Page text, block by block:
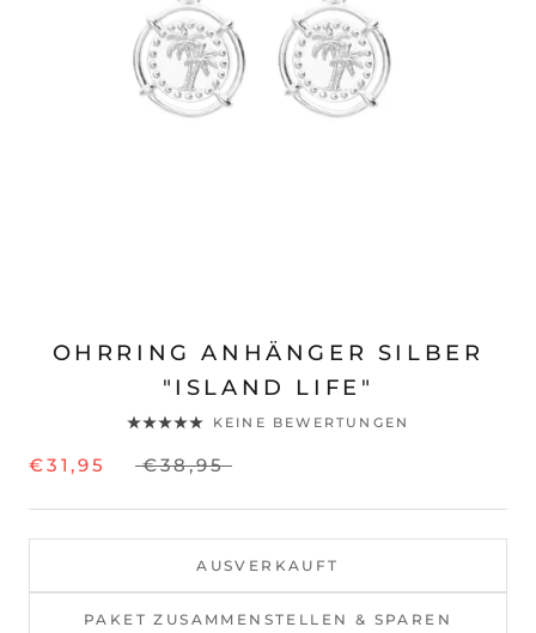
OHRRING ANHÄNGER SILBER
"ISLAND LIFE"
KEINE BEWERTUNGEN
€31,95 €38,95
AUSVERKAUFT
PAKET ZUSAMMENSTELLEN & SPAREN